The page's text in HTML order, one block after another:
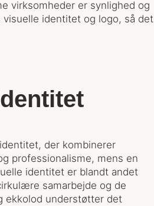
virksomheder er synlighed og
identitet og logo, så det
der kombinerer
professionalisme, mens en
identitet er blandt andet
samarbejde og de
ekkolod understøtter det